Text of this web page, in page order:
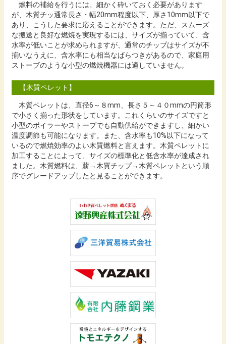
燃料の補給を行うには、細かく砕いておく必要があります
が、木質チッ通常長さ・幅20mm程度以下、厚さ10mm以下で
あり、こうした要求に応えることができます。ただ、スムーズ
な搬送と良好な燃焼を実現するには、サイズが揃っていて、含
水率が低いことが求められますが、通常のチップはサイズが不
揃いなうえに、含水率にも相当なばらつきがあるので、家庭用
ストーブのような小型の燃焼機器には適していません。
【木質ペレット】
木質ペレットは、直径6～８mm、長さ５～４０mmの円筒形
で小さく揃った形状をしています。これくらいのサイズですと
小型のボイラーやストーブでも自動供給ができますし、細かい
温度調節も可能になります。また、含水率も10%以下になって
いるので燃焼効率のよい木質燃料と言えます。木質ペレットに
加工することによって、サイズの標準化と低含水率が達成され
ました。木質燃料は、薪→木質チップ→木質ペレットという順
序でグレードアップしたと見ることができます。